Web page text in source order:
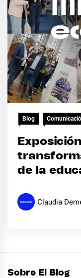
Blog
de la
Claudia
Sobre El Blog